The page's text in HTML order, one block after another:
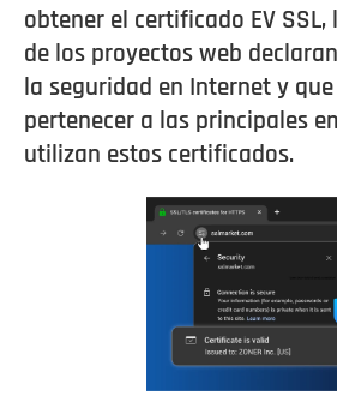
obtener el certificado EV
de los proyectos web
la seguridad en Internet y
pertenecer a las principales
utilizan estos certificados.